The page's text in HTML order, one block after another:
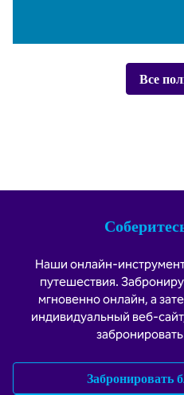
Все
Наши онлайн-
путешествия.
мгновенно онлайн, а
индивидуальный веб-
Забронировать